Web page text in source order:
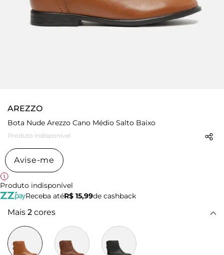
AREZZO
Bota Nude Arezzo Cano Médio Salto Baixo
Produto indisponível
Avise-me
Produto indisponível
Receba atéR$ 15,99de cashback
Mais 2 cores